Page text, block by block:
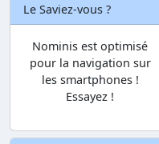
Le Saviez-vous ?
Nominis est optimisé
pour la navigation sur
les smartphones !
Essayez !